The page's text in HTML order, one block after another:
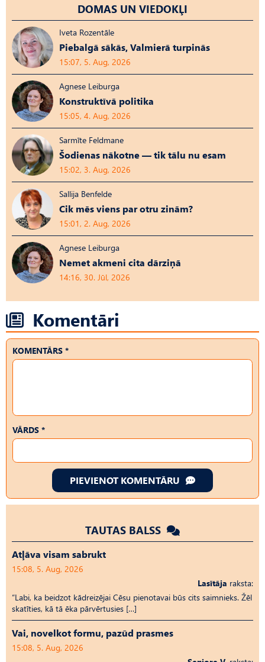
DOMAS UN VIEDOKĻI
Iveta Rozentāle
Piebalgā sākās, Valmierā turpinās
15:07, 5. Aug, 2026
Agnese Leiburga
Konstruktīvā politika
15:05, 4. Aug, 2026
Sarmīte Feldmane
Šodienas nākotne — tik tālu nu esam
15:02, 3. Aug, 2026
Sallija Benfelde
Cik mēs viens par otru zinām?
15:01, 2. Aug, 2026
Agnese Leiburga
Nemet akmeni cita dārziņā
14:16, 30. Jūl, 2026
Komentāri
KOMENTĀRS *
VĀRDS *
PIEVIENOT KOMENTĀRU
TAUTAS BALSS
Atļāva visam sabrukt
15:08, 5. Aug, 2026
Lasītāja raksta:
“Labi, ka beidzot kādreizējai Cēsu pienotavai būs cits saimnieks. Žēl
skatīties, kā tā ēka pārvērtusies […]
Vai, novelkot formu, pazūd prasmes
15:08, 5. Aug, 2026